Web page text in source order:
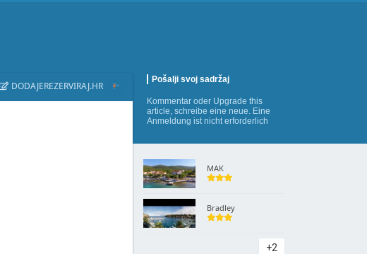
Pošalji svoj sadržaj
Kommentar oder Upgrade this
article, schreibe eine neue. Eine
Anmeldung ist nicht erforderlich
DODAJEREZERVIRAJ.HR
MAK
Bradley
+2